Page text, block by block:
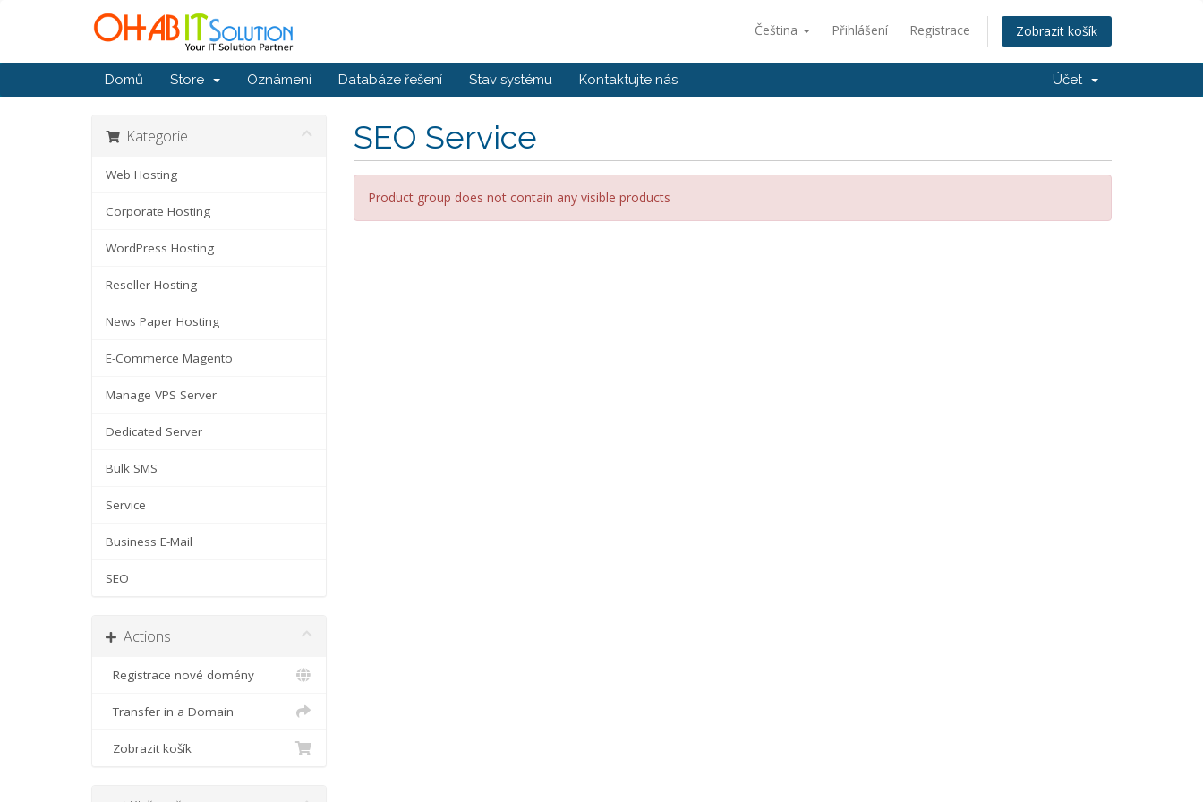
Čeština Přihlášení Registrace Zobrazit košík
Domů Store Oznámení Databáze řešení Stav systému Kontaktujte nás Účet
Kategorie
Web Hosting
Corporate Hosting
WordPress Hosting
Reseller Hosting
News Paper Hosting
E-Commerce Magento
Manage VPS Server
Dedicated Server
Bulk SMS
Service
Business E-Mail
SEO
Actions
Registrace nové domény
Transfer in a Domain
Zobrazit košík
SEO Service
Product group does not contain any visible products